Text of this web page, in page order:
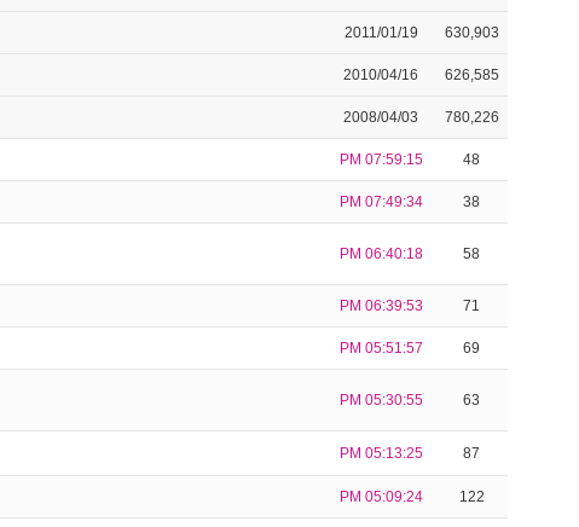
2011/01/19 630,903
2010/04/16 626,585
2008/04/03 780,226
PM 07:59:15 48
PM 07:49:34 38
PM 06:40:18 58
PM 06:39:53 71
PM 05:51:57 69
PM 05:30:55 63
PM 05:13:25 87
PM 05:09:24 122